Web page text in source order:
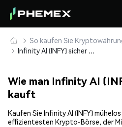
So kaufen Sie
Infinity AI (INFY) sicher kaufen und speichern
Wie man Infinity AI
kauft
Kaufen Sie Infinity AI (INFY)
effizientesten Krypto-Börse, der